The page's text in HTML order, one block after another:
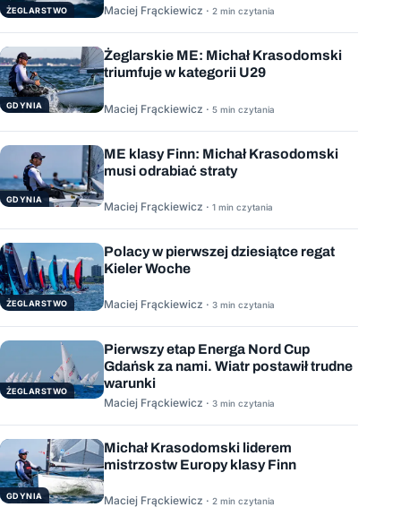
ŻEGLARSTWO Maciej Frąckiewicz · 2 min czytania
GDYNIA
Żeglarskie ME: Michał Krasodomski
triumfuje w kategorii U29
Maciej Frąckiewicz · 5 min czytania
GDYNIA
ME klasy Finn: Michał Krasodomski
musi odrabiać straty
Maciej Frąckiewicz · 1 min czytania
ŻEGLARSTWO
Polacy w pierwszej dziesiątce regat
Kieler Woche
Maciej Frąckiewicz · 3 min czytania
ŻEGLARSTWO
Pierwszy etap Energa Nord Cup
Gdańsk za nami. Wiatr postawił trudne
warunki
Maciej Frąckiewicz · 3 min czytania
GDYNIA
Michał Krasodomski liderem
mistrzostw Europy klasy Finn
Maciej Frąckiewicz · 2 min czytania